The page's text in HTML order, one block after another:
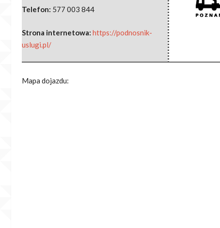
Telefon: 577 003 844
Strona internetowa: https://podnosnik-
uslugi.pl/
Mapa dojazdu: